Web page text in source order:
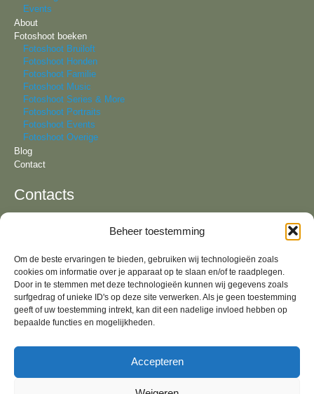
Beheer toestemming
Om de beste ervaringen te bieden, gebruiken wij technologieën zoals
cookies om informatie over je apparaat op te slaan en/of te raadplegen.
Door in te stemmen met deze technologieën kunnen wij gegevens zoals
surfgedrag of unieke ID's op deze site verwerken. Als je geen toestemming
geeft of uw toestemming intrekt, kan dit een nadelige invloed hebben op
bepaalde functies en mogelijkheden.
Accepteren
Events
About
Fotoshoot boeken
Fotoshoot Bruiloft
Fotoshoot Honden
Fotoshoot Familie
Fotoshoot Music
Fotoshoot Series & More
Fotoshoot Portraits
Fotoshoot Events
Fotoshoot Overige
Blog
Contact
Contacts
Email:
Adres:
+31 6 81 57 94 55
info@lizavandeven.nl
Geldrop & fotostudio in Oirschot, Noord- Brabant
Algemene Voorwaarden